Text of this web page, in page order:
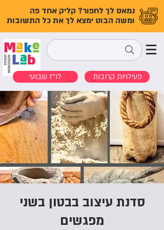
נמאס לך לחפור? קליק אחד פה
ומשה הבוט ימצא לך את כל התשובות
לו"ז שבועי פעילויות קרובות
סדנת עיצוב בבטון בשני
מפגשים